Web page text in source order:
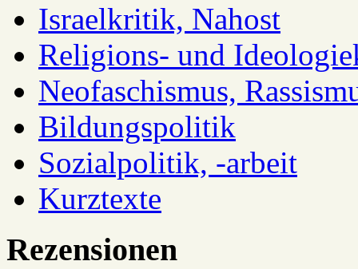
Israelkritik, Nahost
Religions- und
Neofaschismus,
Bildungspolitik
Sozialpolitik, -arbeit
Kurztexte
Rezensionen